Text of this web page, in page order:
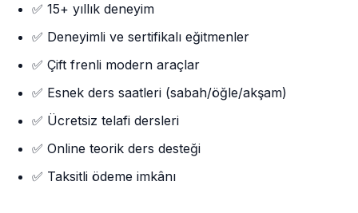
✅ 15+ yıllık deneyim
✅ Deneyimli ve sertifikalı eğitmenler
✅ Çift frenli modern araçlar
✅ Esnek ders saatleri (sabah/öğle/akşam)
✅ Ücretsiz telafi dersleri
✅ Online teorik ders desteği
✅ Taksitli ödeme imkânı